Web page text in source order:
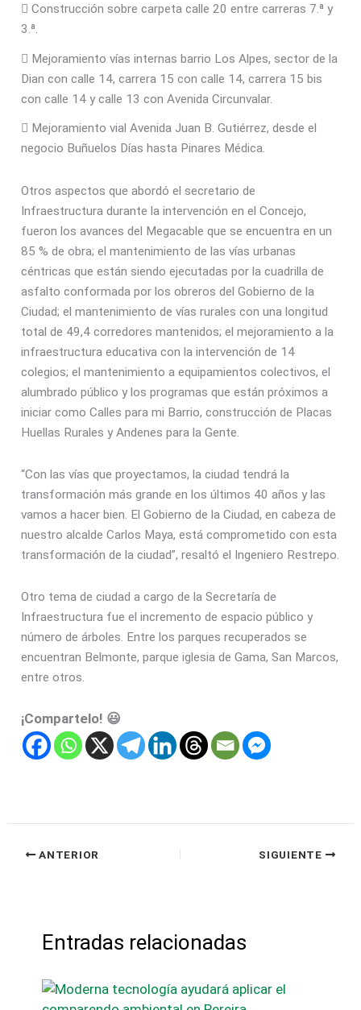
 Construcción sobre carpeta calle 20 entre carreras 7.ª y
3.ª.
 Mejoramiento vías internas barrio Los Alpes, sector de la
Dian con calle 14, carrera 15 con calle 14, carrera 15 bis
con calle 14 y calle 13 con Avenida Circunvalar.
 Mejoramiento vial Avenida Juan B. Gutiérrez, desde el
negocio Buñuelos Días hasta Pinares Médica.
Otros aspectos que abordó el secretario de
Infraestructura durante la intervención en el Concejo,
fueron los avances del Megacable que se encuentra en un
85 % de obra; el mantenimiento de las vías urbanas
céntricas que están siendo ejecutadas por la cuadrilla de
asfalto conformada por los obreros del Gobierno de la
Ciudad; el mantenimiento de vías rurales con una longitud
total de 49,4 corredores mantenidos; el mejoramiento a la
infraestructura educativa con la intervención de 14
colegios; el mantenimiento a equipamientos colectivos, el
alumbrado público y los programas que están próximos a
iniciar como Calles para mi Barrio, construcción de Placas
Huellas Rurales y Andenes para la Gente.
“Con las vías que proyectamos, la ciudad tendrá la
transformación más grande en los últimos 40 años y las
vamos a hacer bien. El Gobierno de la Ciudad, en cabeza de
nuestro alcalde Carlos Maya, está comprometido con esta
transformación de la ciudad”, resaltó el Ingeniero Restrepo.
Otro tema de ciudad a cargo de la Secretaría de
Infraestructura fue el incremento de espacio público y
número de árboles. Entre los parques recuperados se
encuentran Belmonte, parque iglesia de Gama, San Marcos,
entre otros.
¡Compartelo! 😃
ANTERIOR SIGUIENTE
Entradas relacionadas